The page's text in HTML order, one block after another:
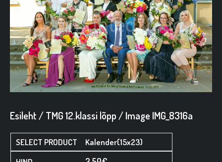
Esileht/TMG 12.klassi lõpp/ Image IMG_8316a
Kalender(15x23)